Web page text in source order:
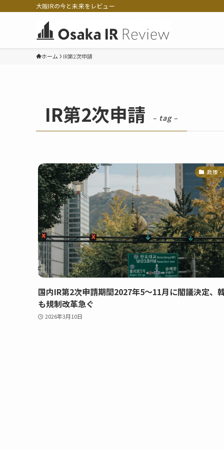
大阪IRの今と未来をレビュー
ホーム IR第2次申請
IR第2次申請 – tag –
政策
国内IR第2次申請期間2027年5〜11月に閣議決定、
も規制改革急ぐ
2026年3月10日